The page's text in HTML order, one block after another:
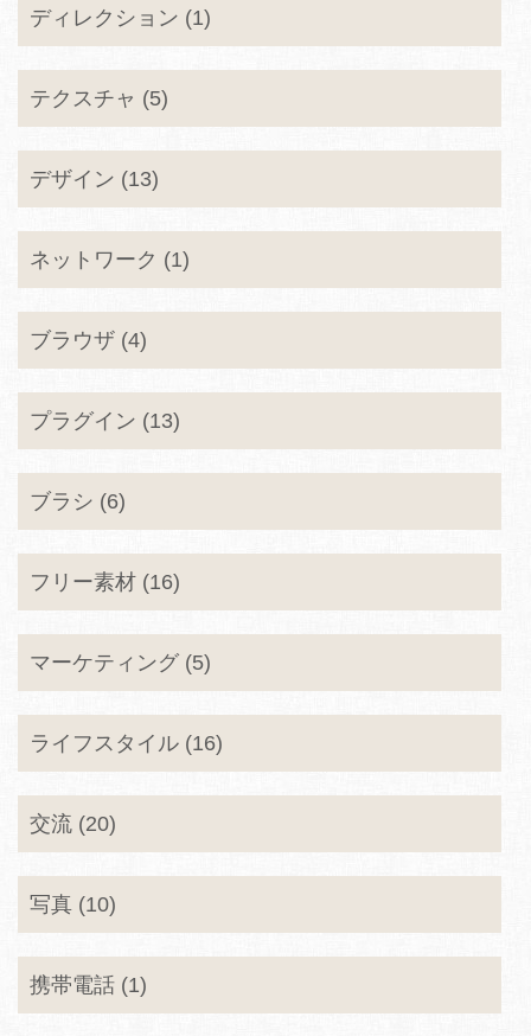
ディレクション (1)
テクスチャ (5)
デザイン (13)
ネットワーク (1)
ブラウザ (4)
プラグイン (13)
ブラシ (6)
フリー素材 (16)
マーケティング (5)
ライフスタイル (16)
交流 (20)
写真 (10)
携帯電話 (1)